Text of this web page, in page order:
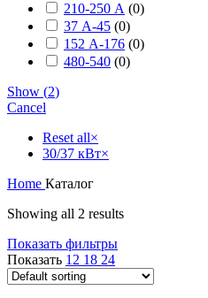
210-250 А (0)
37 А-45 (0)
152 А-176 (0)
480-540 (0)
Show (2)
Cancel
Reset all×
30/37 кВт×
Home Каталог
Showing all 2 results
Показать фильтры
Показать 12 18 24